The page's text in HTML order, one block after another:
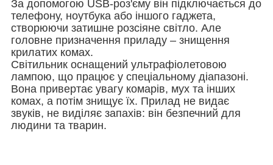
За допомогою USB-роз'єму він підключається до
телефону, ноутбука або іншого гаджета,
створюючи затишне розсіяне світло. Але
головне призначення приладу – знищення
крилатих комах.
Світильник оснащений ультрафіолетовою
лампою, що працює у спеціальному діапазоні.
Вона привертає увагу комарів, мух та інших
комах, а потім знищує їх. Прилад не видає
звуків, не виділяє запахів: він безпечний для
людини та тварин.